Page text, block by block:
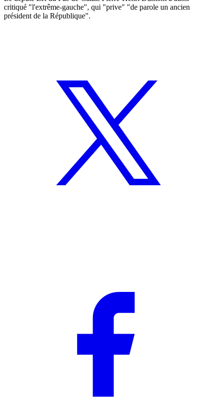
critiqué "l'extrême-gauche", qui "prive" "de parole un ancien
président de la République".